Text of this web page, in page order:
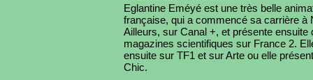
Eglantine Eméyé est une très belle
française, qui a commencé sa carrière à
Ailleurs, sur Canal +, et présente ensuite
magazines scientifiques sur France 2.
ensuite sur TF1 et sur Arte ou elle
Chic.